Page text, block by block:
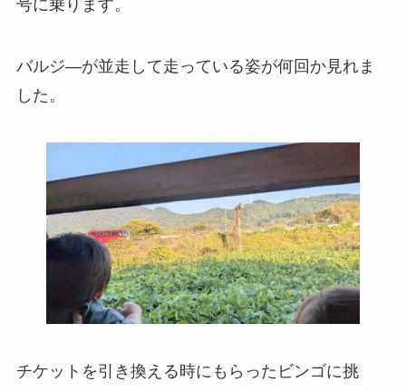
号に乗ります。
バルジ―が並走して走っている姿が何回か見れま
した。
チケットを引き換える時にもらったビンゴに挑